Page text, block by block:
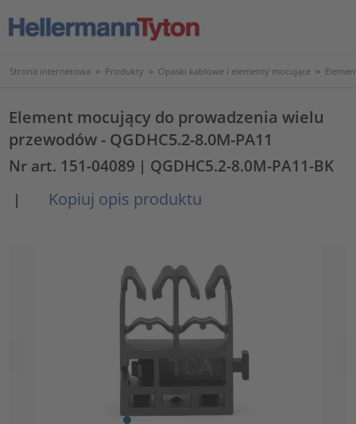
Strona internetowa > Produkty > Opaski kablowe i elementy mocujące >
Element mocujący do prowadzenia wielu
przewodów - QGDHC5.2-8.0M-PA11
Nr art. 151-04089 | QGDHC5.2-8.0M-PA11-BK
|
Kopiuj opis produktu